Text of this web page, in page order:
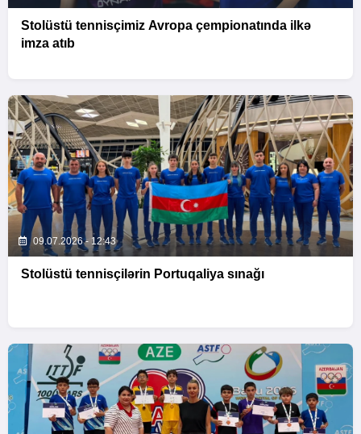
Stolüstü tennisçimiz Avropa çempionatında ilkə
imza atıb
09.07.2026 - 12:43
Stolüstü tennisçilərin Portuqaliya sınağı